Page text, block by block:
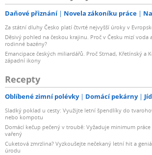
po 8 hodinách) i pokud je napájení
automaticky jej přepne do
i
v případě, že zesilovač zapomenete
spotřeba energie snížena na minimum.
Dálkový ovladač s čistým a
Čistý a jednoduchý design dálkového
snadno pochopitelné ovládání jednou
němu je snadné nastavit hlasitost
a jejich pořadí. Ovladač obsahuje
povrchovou úpravu jako samotné
Daňové přiznání Novela zákoníku práce
Za státní dluhy Česko platí čtvrté nejvyšší úroky v
Děsivý pohled na českou krajinu. Proč v Česku mizí
rodinné bazény?
Emancipace českých miliardářů. Proč Strnad, Křetínský a
západní ikony
Recepty
Oblíbené zimní polévky Domácí pekárny
Sladký poklad u cesty: Využijte letní špendlíky do
nebo kompotu
Domácí kečup pečený v troubě: Vyžaduje minimum
vařený
Cuketová zmrzlina? Vyzkoušejte nečekaný letní hit a
úrodu